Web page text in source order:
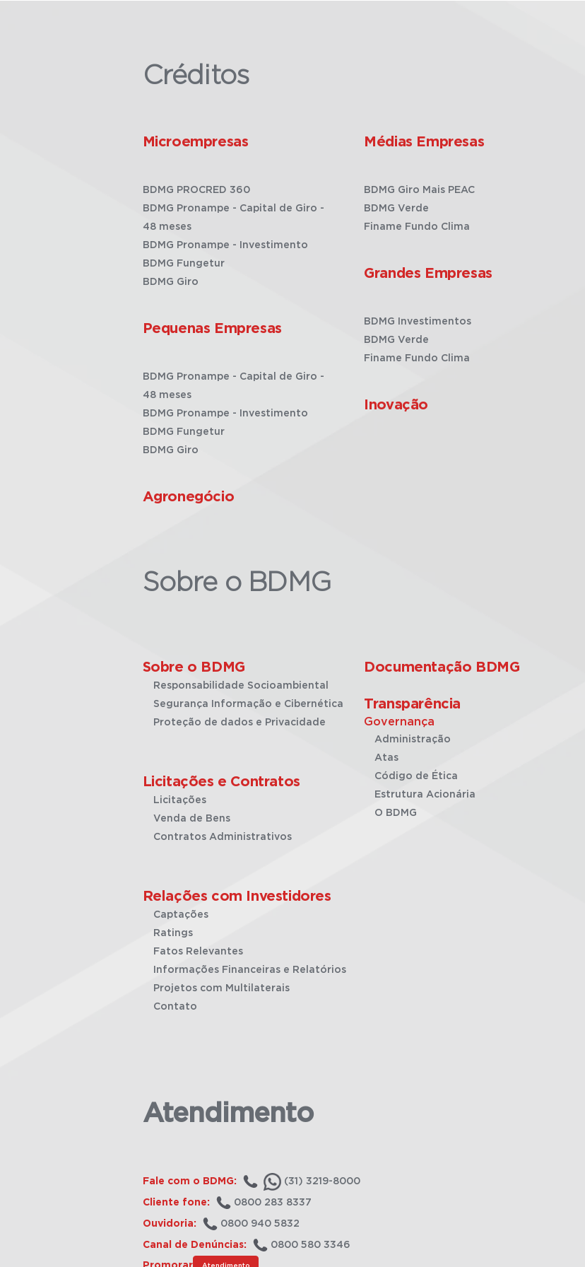
Créditos
Microempresas
BDMG PROCRED 360
BDMG Pronampe - Capital de Giro -
48 meses
BDMG Pronampe - Investimento
BDMG Fungetur
BDMG Giro
Pequenas Empresas
BDMG Pronampe - Capital de Giro -
48 meses
BDMG Pronampe - Investimento
BDMG Fungetur
BDMG Giro
Agronegócio
Médias Empresas
BDMG Giro Mais PEAC
BDMG Verde
Finame Fundo Clima
Grandes Empresas
BDMG Investimentos
BDMG Verde
Finame Fundo Clima
Inovação
Sobre o BDMG
Sobre o BDMG
Responsabilidade Socioambiental
Segurança Informação e Cibernética
Proteção de dados e Privacidade
Licitações e Contratos
Licitações
Venda de Bens
Contratos Administrativos
Relações com Investidores
Captações
Ratings
Fatos Relevantes
Informações Financeiras e Relatórios
Projetos com Multilaterais
Contato
Documentação BDMG
Transparência
Governança
Administração
Atas
Código de Ética
Estrutura Acionária
O BDMG
Atendimento
Fale com o BDMG: (31) 3219-8000
Cliente fone: 0800 283 8337
Ouvidoria: 0800 940 5832
Canal de Denúncias: 0800 580 3346
Atendimento